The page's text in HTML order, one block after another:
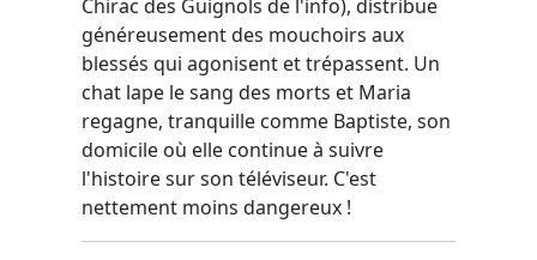
Chirac des Guignols de l'info), distribue
généreusement des mouchoirs aux
blessés qui agonisent et trépassent. Un
chat lape le sang des morts et Maria
regagne, tranquille comme Baptiste, son
domicile où elle continue à suivre
l'histoire sur son téléviseur. C'est
nettement moins dangereux !